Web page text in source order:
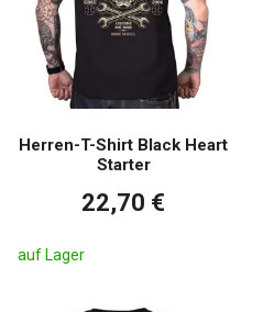
Herren-T-Shirt Black Heart
Starter
22,70 €
auf Lager